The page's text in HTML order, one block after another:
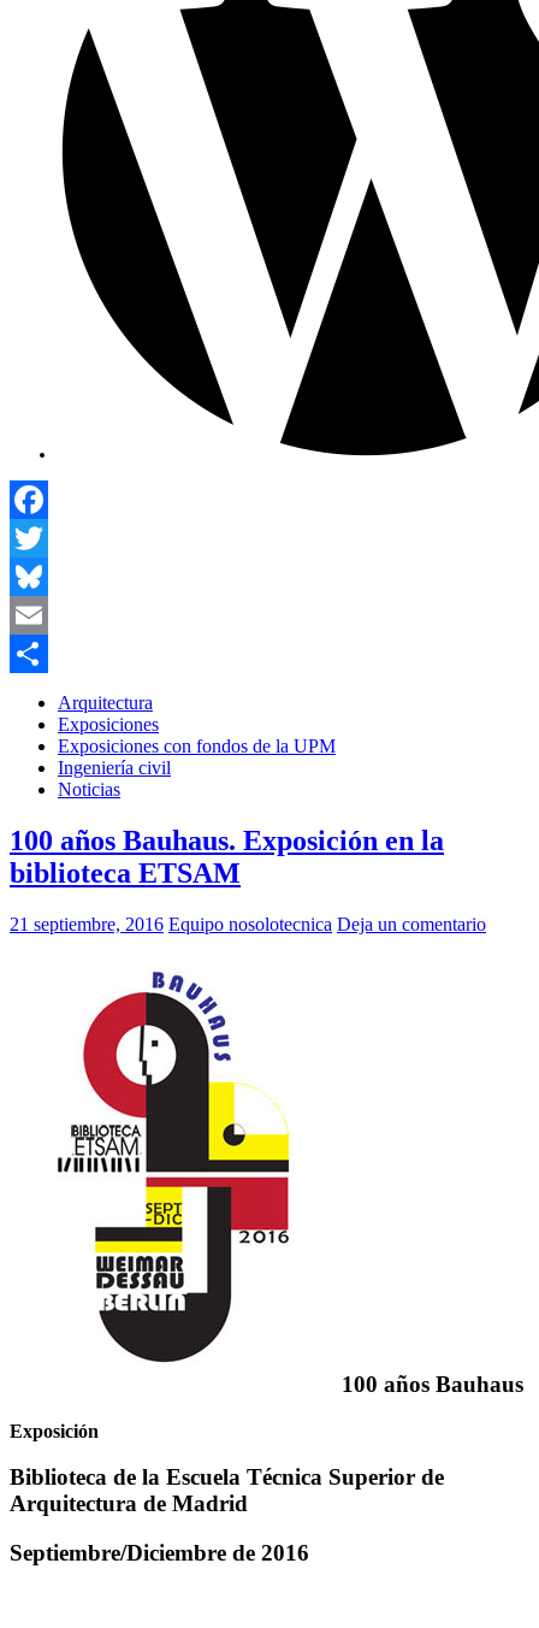
Facebook
Twitter
Bluesky
Email
Compartir
Arquitectura
Exposiciones
Exposiciones con fondos de la UPM
Ingeniería civil
Noticias
100 años Bauhaus. Exposición en la
biblioteca ETSAM
21 septiembre, 2016 Equipo nosolotecnica Deja un comentario
100 años Bauhaus
Exposición
Biblioteca de la Escuela Técnica Superior de
Arquitectura de Madrid
Septiembre/Diciembre de 2016